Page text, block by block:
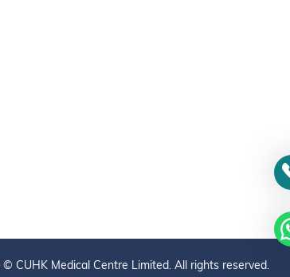
© CUHK Medical Centre Limited. All rights reserved.